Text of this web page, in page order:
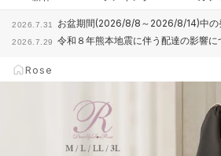
移
2026.7.31 お盆期間(2026/8/8～2026/8/14)中の
2026.7.29 令和８年熊本地震に伴う配達の影響に
Rose